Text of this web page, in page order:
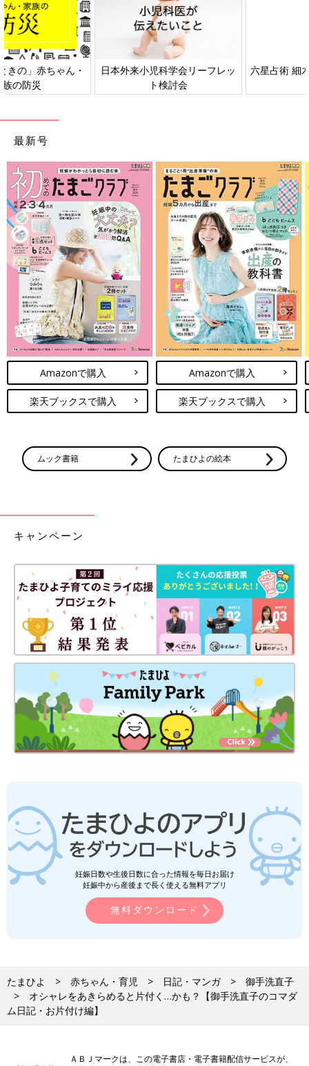
日本外来小児科学会リーフレッ
六星占術 細木かおりさんの人生
最新号
Amazonで購入
楽天ブックスで購入
Amazonで購入
楽天ブックスで購入
ムック書籍 たまひよの絵本
キャンペーン
妊娠日数や生後日数に合った情報を毎日お届け
妊娠中から産後まで長く使える無料アプリ
無料ダウンロード
たまひよ 赤ちゃん・育児 日記・マンガ
御手洗直子
オシャレをあきらめると片付く…かも？【御手洗直子のコマダ
ム日記・お片付け編】
ＡＢＪマークは、この電子書店・電子書籍配信サービスが、